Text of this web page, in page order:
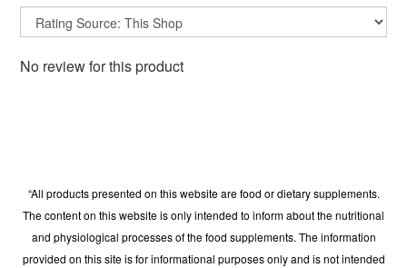
No review for this product
“All products presented on this website are food or dietary supplements.
The content on this website is only intended to inform about the nutritional
and physiological processes of the food supplements. The information
provided on this site is for informational purposes only and is not intended